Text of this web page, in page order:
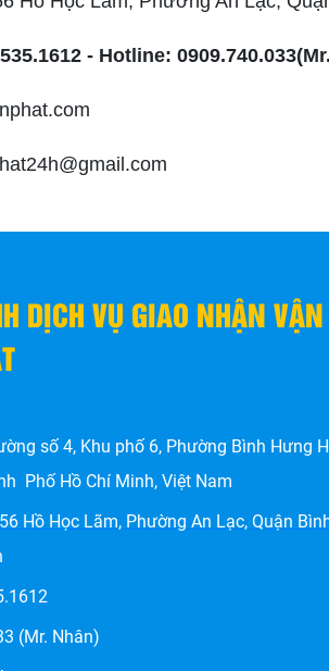
- Hotline:
DỊCH VỤ GIAO NHẬN VẬN
số 4, Khu phố 6, Phường Bình Hưng
Phố Hồ Chí Minh, Việt Nam
Hồ Học Lãm, Phường An Lạc, Quận
(Mr. Nhân)